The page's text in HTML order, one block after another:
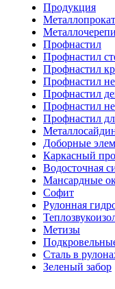
Продукция
Металлопрокат
Профнастил
Профнастил
Профнастил
Профнастил
Профнастил
Профнастил
Профнастил
Доборные
Каркасный
Водосточная
Мансардные
Софит
Рулонная
Метизы
Сталь в
Зеленый забор